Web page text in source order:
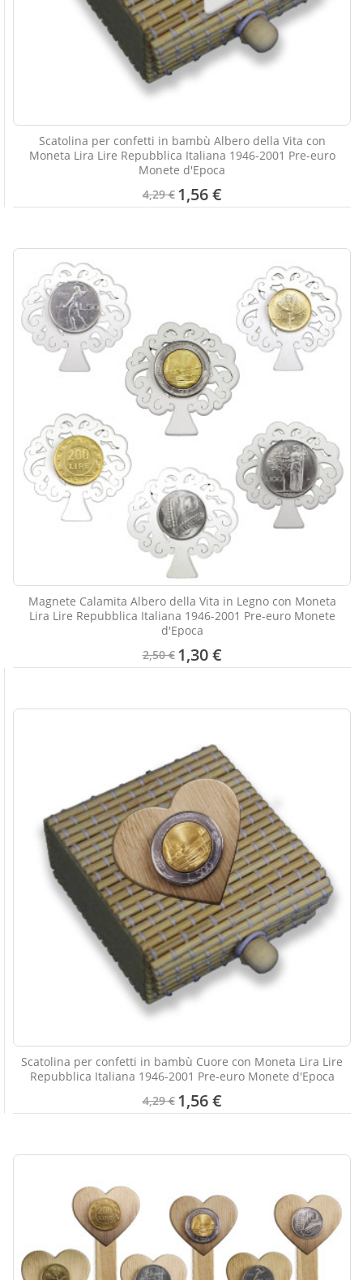
Scatolina per confetti in bambù Albero della Vita con
Moneta Lira Lire Repubblica Italiana 1946-2001 Pre-euro
Monete d'Epoca
4,29 € 1,56 €
Magnete Calamita Albero della Vita in Legno con Moneta
Lira Lire Repubblica Italiana 1946-2001 Pre-euro Monete
d'Epoca
2,50 € 1,30 €
Scatolina per confetti in bambù Cuore con Moneta Lira Lire
Repubblica Italiana 1946-2001 Pre-euro Monete d'Epoca
4,29 € 1,56 €